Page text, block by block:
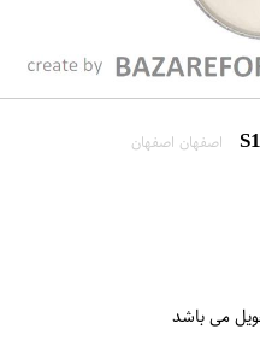
اصفهان اصفهان
می باشد